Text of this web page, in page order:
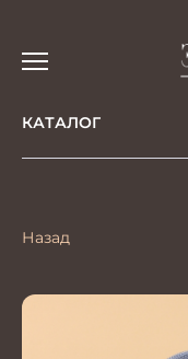
КАТАЛОГ
Назад